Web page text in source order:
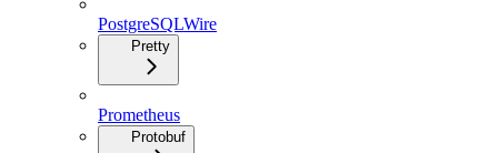
PostgreSQLWire
Pretty
Prometheus
Protobuf